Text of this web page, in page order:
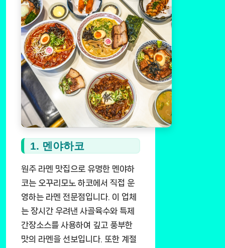
1. 멘야하코
원주 라멘 맛집으로 유명한 멘야하
코는 오꾸리모노 하코에서 직접 운
영하는 라멘 전문점입니다. 이 업체
는 장시간 우려낸 사골육수와 특제
간장소스를 사용하여 깊고 풍부한
맛의 라멘을 선보입니다. 또한 계절